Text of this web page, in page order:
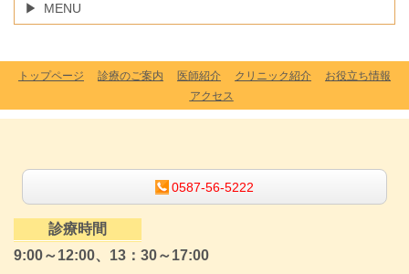
MENU
トップページ 診療のご案内 医師紹介 クリニック紹介
お役立ち情報
アクセス
0587-56-5222
診療時間
9:00～12:00、13：30～17:00